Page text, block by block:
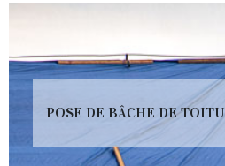
POSE DE BÂCHE DE